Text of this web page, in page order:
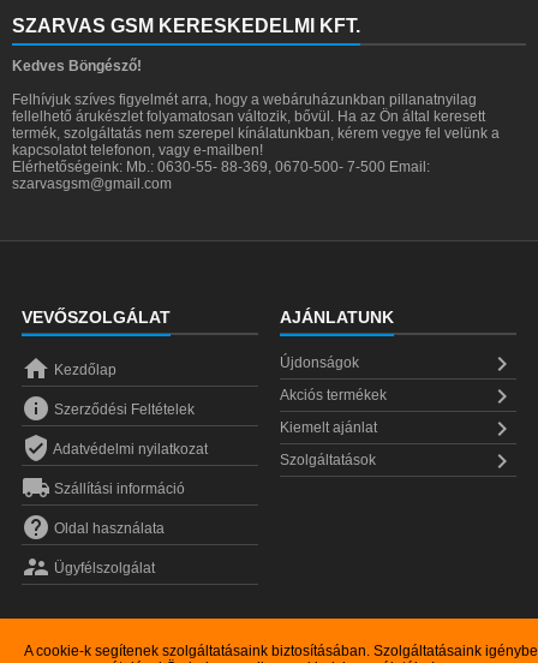
A cookie-k segítenek szolgáltatásaink biztosításában. Szolgáltatásaink igénybe
SZARVAS GSM KERESKEDELMI KFT.
Kedves Böngésző!
Felhívjuk szíves figyelmét arra, hogy a webáruházunkban pillanatnyilag
fellelhető árukészlet folyamatosan változik, bővül. Ha az Ön által keresett
termék, szolgáltatás nem szerepel kínálatunkban, kérem vegye fel velünk a
kapcsolatot telefonon, vagy e-mailben!
Elérhetőségeink: Mb.: 0630-55- 88-369, 0670-500- 7-500 Email:
szarvasgsm@gmail.com
VEVŐSZOLGÁLAT
 Kezdőlap
 Szerződési Feltételek
 Adatvédelmi nyilatkozat
 Szállítási információ
 Oldal használata
 Ügyfélszolgálat
AJÁNLATUNK
Újdonságok 
Akciós termékek 
Kiemelt ajánlat 
Szolgáltatások 